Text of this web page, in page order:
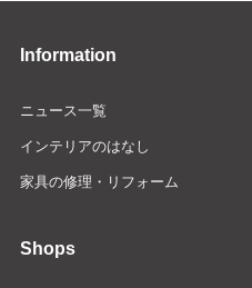
Information
ニュース一覧
インテリアのはなし
家具の修理・リフォーム
Shops